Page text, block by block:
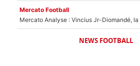
Mercato Football
NEWS FOOTBALL